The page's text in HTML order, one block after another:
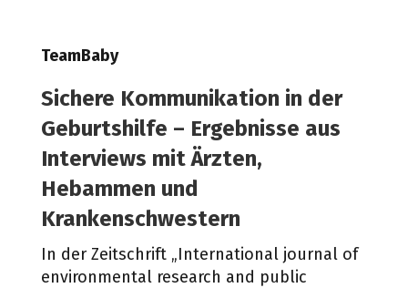
TeamBaby
Sichere Kommunikation in der
Geburtshilfe – Ergebnisse aus
Interviews mit Ärzten,
Hebammen und
Krankenschwestern
In der Zeitschrift „International journal of
environmental research and public